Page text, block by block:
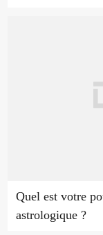
Quel est votre
astrologique ?